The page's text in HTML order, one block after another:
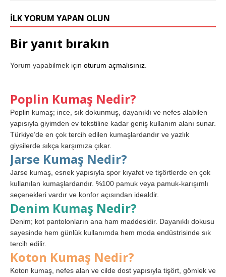
İLK YORUM YAPAN OLUN
Bir yanıt bırakın
Yorum yapabilmek için oturum açmalısınız.
Poplin Kumaş Nedir?
Poplin kumaş; ince, sık dokunmuş, dayanıklı ve nefes alabilen
yapısıyla giyimden ev tekstiline kadar geniş kullanım alanı sunar.
Türkiye’de en çok tercih edilen kumaşlardandır ve yazlık
giysilerde sıkça karşımıza çıkar.
Jarse Kumaş Nedir?
Jarse kumaş, esnek yapısıyla spor kıyafet ve tişörtlerde en çok
kullanılan kumaşlardandır. %100 pamuk veya pamuk-karışımlı
seçenekleri vardır ve konfor açısından idealdir.
Denim Kumaş Nedir?
Denim; kot pantolonların ana ham maddesidir. Dayanıklı dokusu
sayesinde hem günlük kullanımda hem moda endüstrisinde sık
tercih edilir.
Koton Kumaş Nedir?
Koton kumaş, nefes alan ve cilde dost yapısıyla tişört, gömlek ve